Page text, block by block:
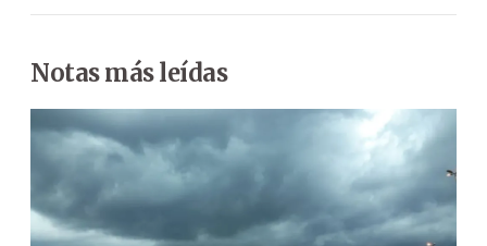
Notas más leídas